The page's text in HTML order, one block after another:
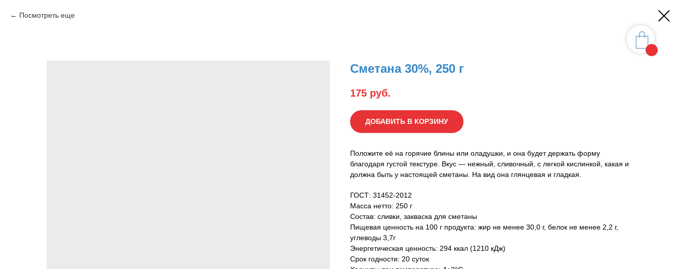
Посмотреть еще
Сметана 30%, 250 г
175 руб.
ДОБАВИТЬ В КОРЗИНУ
Положите её на горячие блины или оладушки, и она будет держать форму
благодаря густой текстуре. Вкус — нежный, сливочный, с легкой кислинкой, какая и
должна быть у настоящей сметаны. На вид она глянцевая и гладкая.
ГОСТ: 31452-2012
Масса нетто: 250 г
Состав: сливки, закваска для сметаны
Пищевая ценность на 100 г продукта: жир не менее 30,0 г, белок не менее 2,2 г,
углеводы 3,7г
Энергетическая ценность: 294 ккал (1210 кДж)
Срок годности: 20 суток